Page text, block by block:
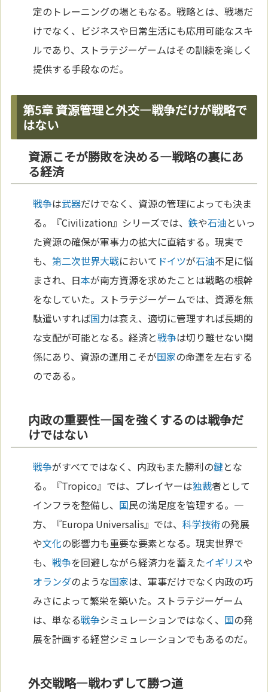
定のトレーニングの場ともなる。戦略とは、戦場だ
けでなく、ビジネスや日常生活にも応用可能なスキ
ルであり、ストラテジーゲームはその訓練を楽しく
提供する手段なのだ。
第5章 資源管理と外交—戦争だけが戦略で
はない
資源こそが勝敗を決める—戦略の裏にあ
る経済
戦争は武器だけでなく、資源の管理によっても決ま
る。『Civilization』シリーズでは、鉄や石油といっ
た資源の確保が軍事力の拡大に直結する。現実で
も、第二次世界大戦において ドイツが石油不足に悩
まされ、日本が南方資源を求めたことは戦略の根幹
をなしていた。ストラテジーゲームでは、資源を無
駄遣いすれば国力は衰え、適切に管理すれば長期的
な支配が可能となる。経済と戦争は切り離せない関
係にあり、資源の運用こそが国家の命運を左右する
のである。
内政の重要性—国を強くするのは戦争だ
けではない
戦争がすべてではなく、内政もまた勝利の鍵とな
る。『Tropico』では、プレイヤーは独裁者として
インフラを整備し、 国民の満足度を管理する。一
方、『Europa Universalis』では、科学技術の発展
や文化の影響力も重要な要素となる。現実世界で
も、戦争を回避しながら経済力を蓄えたイギリスや
オランダのような国家は、軍事だけでなく内政の巧
みさによって繁栄を築いた。ストラテジーゲーム
は、単なる戦争シミュレーションではなく、 国の発
展を計画する経営シミュレーションでもあるのだ。
外交戦略—戦わずして勝つ道